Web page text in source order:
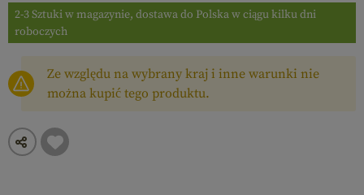
2-3 Sztuki w magazynie, dostawa do Polska w ciągu kilku dni
roboczych
Ze względu na wybrany kraj i inne warunki nie
można kupić tego produktu.